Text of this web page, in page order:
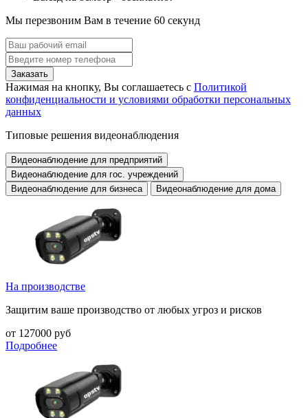
Мы перезвоним Вам в течение 60 секунд
Заказать
Нажимая на кнопку, Вы соглашаетесь с Политикой
конфиденциальности и условиями обработки персональных
данных
Типовые решения видеонаблюдения
Видеонаблюдение для предприятий
Видеонаблюдение для гос. учреждений
Видеонаблюдение для бизнеса
Видеонаблюдение для дома
На производстве
Защитим ваше производство от любых угроз и рисков
от 127000 руб
Подробнее